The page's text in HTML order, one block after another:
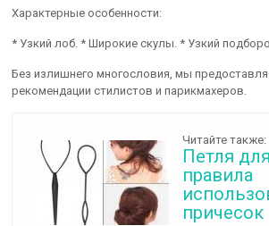
Характерные особенности:
* Узкий лоб. * Широкие скулы. * Узкий
Без излишнего многословия, мы
рекомендации стилистов и парикмахеров.
Читайте также:
Петля
правила
причесок